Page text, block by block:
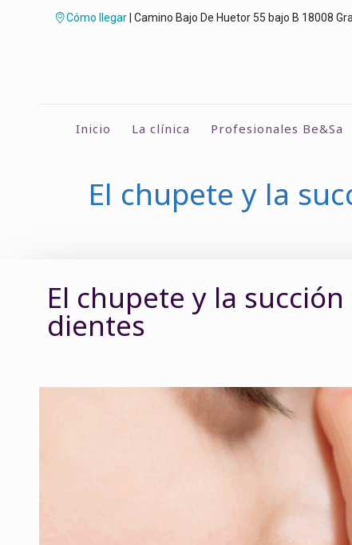
Cómo llegar| Camino Bajo De Huetor 55 bajo B 18008
Inicio La clínica Profesionales Be&Sa
El chupete y la
El chupete y la
dientes